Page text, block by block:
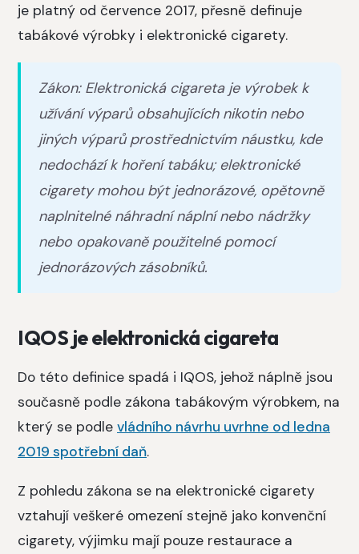
je platný od července 2017, přesně definuje
tabákové výrobky i elektronické cigarety.
Zákon: Elektronická cigareta je výrobek k
užívání výparů obsahujících nikotin nebo
jiných výparů prostřednictvím náustku, kde
nedochází k hoření tabáku; elektronické
cigarety mohou být jednorázové, opětovně
naplnitelné náhradní náplní nebo nádržky
nebo opakovaně použitelné pomocí
jednorázových zásobníků.
IQOS je elektronická cigareta
Do této definice spadá i IQOS, jehož náplně jsou
současně podle zákona tabákovým výrobkem, na
který se podle vládního návrhu uvrhne od ledna
2019 spotřební daň.
Z pohledu zákona se na elektronické cigarety
vztahují veškeré omezení stejně jako konvenční
cigarety, výjimku mají pouze restaurace a